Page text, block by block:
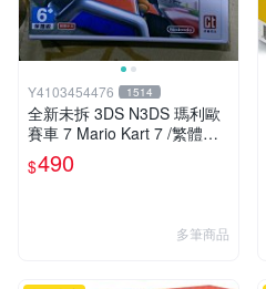
Y4103454476 1514
全新未拆 3DS N3DS 瑪利歐
賽車 7 Mario Kart 7 /繁體中
文版(台灣機專用)
$490
多筆商品